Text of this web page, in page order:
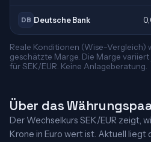
DB Deutsche Bank
Reale Konditionen (Wise-Vergleich)
geschätzte Marge. Die Marge
für SEK/EUR. Keine Anlageberatung.
Über das
Der Wechselkurs SEK/EUR zeigt,
Krone in Euro wert ist. Aktuell liegt